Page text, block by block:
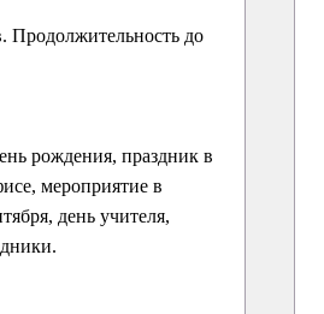
Продолжительность до
рождения, праздник в
мероприятие в
день учителя,